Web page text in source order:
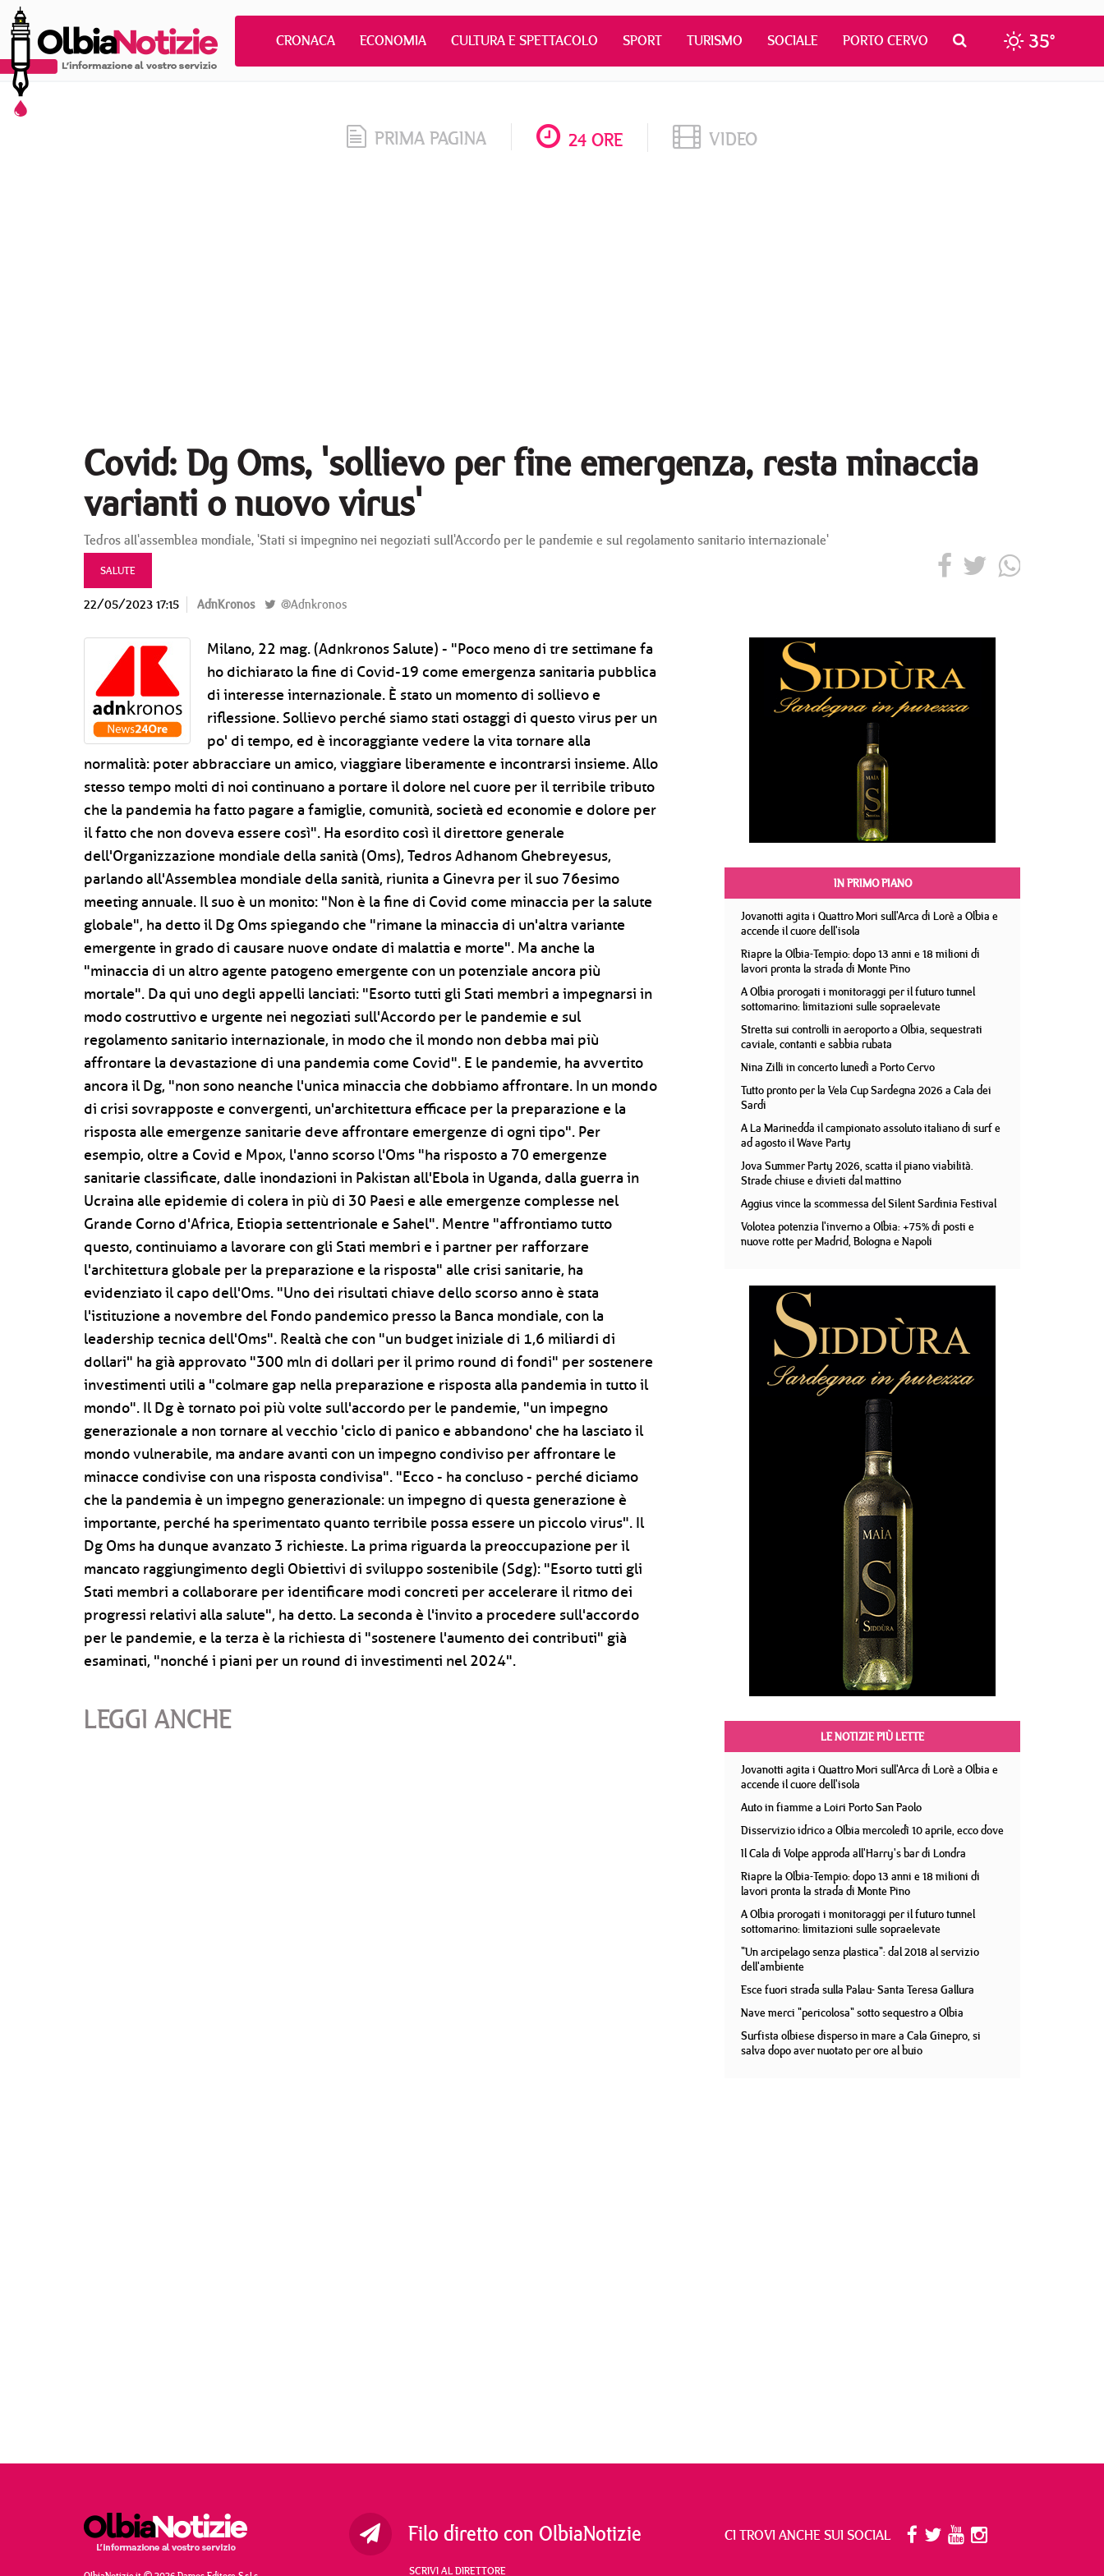
CRONACA ECONOMIA CULTURA E SPETTACOLO SPORT TURISMO SOCIALE PORTO CERVO 35°
PRIMA PAGINA 24 ORE VIDEO
Covid: Dg Oms, 'sollievo per fine emergenza, resta minaccia
varianti o nuovo virus'
Tedros all'assemblea mondiale, 'Stati si impegnino nei negoziati sull'Accordo per le pandemie e sul regolamento sanitario internazionale'
SALUTE
22/05/2023 17:15 AdnKronos @Adnkronos
Milano, 22 mag. (Adnkronos Salute) - "Poco meno di tre settimane fa
ho dichiarato la fine di Covid-19 come emergenza sanitaria pubblica
di interesse internazionale. È stato un momento di sollievo e
riflessione. Sollievo perché siamo stati ostaggi di questo virus per un
po' di tempo, ed è incoraggiante vedere la vita tornare alla
normalità: poter abbracciare un amico, viaggiare liberamente e incontrarsi insieme. Allo
stesso tempo molti di noi continuano a portare il dolore nel cuore per il terribile tributo
che la pandemia ha fatto pagare a famiglie, comunità, società ed economie e dolore per
il fatto che non doveva essere così". Ha esordito così il direttore generale
dell'Organizzazione mondiale della sanità (Oms), Tedros Adhanom Ghebreyesus,
parlando all'Assemblea mondiale della sanità, riunita a Ginevra per il suo 76esimo
meeting annuale. Il suo è un monito: "Non è la fine di Covid come minaccia per la salute
globale", ha detto il Dg Oms spiegando che "rimane la minaccia di un'altra variante
emergente in grado di causare nuove ondate di malattia e morte". Ma anche la
"minaccia di un altro agente patogeno emergente con un potenziale ancora più
mortale". Da qui uno degli appelli lanciati: "Esorto tutti gli Stati membri a impegnarsi in
modo costruttivo e urgente nei negoziati sull'Accordo per le pandemie e sul
regolamento sanitario internazionale, in modo che il mondo non debba mai più
affrontare la devastazione di una pandemia come Covid". E le pandemie, ha avvertito
ancora il Dg, "non sono neanche l'unica minaccia che dobbiamo affrontare. In un mondo
di crisi sovrapposte e convergenti, un'architettura efficace per la preparazione e la
risposta alle emergenze sanitarie deve affrontare emergenze di ogni tipo". Per
esempio, oltre a Covid e Mpox, l'anno scorso l'Oms "ha risposto a 70 emergenze
sanitarie classificate, dalle inondazioni in Pakistan all'Ebola in Uganda, dalla guerra in
Ucraina alle epidemie di colera in più di 30 Paesi e alle emergenze complesse nel
Grande Corno d'Africa, Etiopia settentrionale e Sahel". Mentre "affrontiamo tutto
questo, continuiamo a lavorare con gli Stati membri e i partner per rafforzare
l'architettura globale per la preparazione e la risposta" alle crisi sanitarie, ha
evidenziato il capo dell'Oms. "Uno dei risultati chiave dello scorso anno è stata
l'istituzione a novembre del Fondo pandemico presso la Banca mondiale, con la
leadership tecnica dell'Oms". Realtà che con "un budget iniziale di 1,6 miliardi di
dollari" ha già approvato "300 mln di dollari per il primo round di fondi" per sostenere
investimenti utili a "colmare gap nella preparazione e risposta alla pandemia in tutto il
mondo". Il Dg è tornato poi più volte sull'accordo per le pandemie, "un impegno
generazionale a non tornare al vecchio 'ciclo di panico e abbandono' che ha lasciato il
mondo vulnerabile, ma andare avanti con un impegno condiviso per affrontare le
minacce condivise con una risposta condivisa". "Ecco - ha concluso - perché diciamo
che la pandemia è un impegno generazionale: un impegno di questa generazione è
importante, perché ha sperimentato quanto terribile possa essere un piccolo virus". Il
Dg Oms ha dunque avanzato 3 richieste. La prima riguarda la preoccupazione per il
mancato raggiungimento degli Obiettivi di sviluppo sostenibile (Sdg): "Esorto tutti gli
Stati membri a collaborare per identificare modi concreti per accelerare il ritmo dei
progressi relativi alla salute", ha detto. La seconda è l'invito a procedere sull'accordo
per le pandemie, e la terza è la richiesta di "sostenere l'aumento dei contributi" già
esaminati, "nonché i piani per un round di investimenti nel 2024".
LEGGI ANCHE
IN PRIMO PIANO
Jovanotti agita i Quattro Mori sull'Arca di Lorè a Olbia e
accende il cuore dell'isola
Riapre la Olbia-Tempio: dopo 13 anni e 18 milioni di
lavori pronta la strada di Monte Pino
A Olbia prorogati i monitoraggi per il futuro tunnel
sottomarino: limitazioni sulle sopraelevate
Stretta sui controlli in aeroporto a Olbia, sequestrati
caviale, contanti e sabbia rubata
Nina Zilli in concerto lunedì a Porto Cervo
Tutto pronto per la Vela Cup Sardegna 2026 a Cala dei
Sardi
A La Marinedda il campionato assoluto italiano di surf e
ad agosto il Wave Party
Jova Summer Party 2026, scatta il piano viabilità.
Strade chiuse e divieti dal mattino
Aggius vince la scommessa del Silent Sardinia Festival
Volotea potenzia l'inverno a Olbia: +75% di posti e
nuove rotte per Madrid, Bologna e Napoli
LE NOTIZIE PIÙ LETTE
Jovanotti agita i Quattro Mori sull'Arca di Lorè a Olbia e
accende il cuore dell'isola
Auto in fiamme a Loiri Porto San Paolo
Disservizio idrico a Olbia mercoledì 10 aprile, ecco dove
Il Cala di Volpe approda all'Harry's bar di Londra
Riapre la Olbia-Tempio: dopo 13 anni e 18 milioni di
lavori pronta la strada di Monte Pino
A Olbia prorogati i monitoraggi per il futuro tunnel
sottomarino: limitazioni sulle sopraelevate
"Un arcipelago senza plastica": dal 2018 al servizio
dell'ambiente
Esce fuori strada sulla Palau- Santa Teresa Gallura
Nave merci "pericolosa" sotto sequestro a Olbia
Surfista olbiese disperso in mare a Cala Ginepro, si
salva dopo aver nuotato per ore al buio
Filo diretto con OlbiaNotizie
SCRIVI AL DIRETTORE
CI TROVI ANCHE SUI SOCIAL